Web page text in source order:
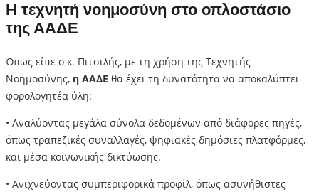
Η τεχνητή νοημοσύνη στο οπλοστάσιο
της ΑΑΔΕ
Όπως είπε ο κ. Πιτσιλής, με τη χρήση της Τεχνητής
Νοημοσύνης, η ΑΑΔΕ θα έχει τη δυνατότητα να αποκαλύπτει
φορολογητέα ύλη:
• Αναλύοντας μεγάλα σύνολα δεδομένων από διάφορες πηγές,
όπως τραπεζικές συναλλαγές, ψηφιακές δημόσιες πλατφόρμες,
και μέσα κοινωνικής δικτύωσης.
• Ανιχνεύοντας συμπεριφορικά προφίλ, όπως ασυνήθιστες